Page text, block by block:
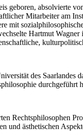
geboren, absolvierte
Mitarbeiter am
mit
Hartmut
des
durchgeführt
Rechtsphilosophen
und ästhetischen